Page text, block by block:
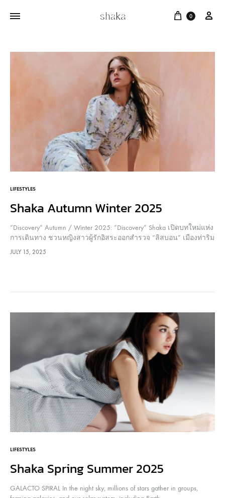
Cart
0
LIFESTYLES
Shaka Autumn Winter 2025
“Discovery” Autumn / Winter 2025: “Discovery” Shaka เปิดบทใหม่แห่ง
การเดินทาง ชวนหญิงสาวผู้รักอิสระออกสำรวจ “ลิสบอน” เมืองท่าริม
ทะเลที่หลอมรวมวัฒนธรรมจากหลากหลายมุมโลก ทั้งยุโรป อาหรับ
ไปจนถึงเอเชีย ด้วยแรงบันดาลใจจากศิลปะ สถาปัตยกรรม และเรื่อง
JULY 15, 2025
LIFESTYLES
Shaka Spring Summer 2025
GALACTO SPIRAL In the night sky, millions of stars gather in groups,